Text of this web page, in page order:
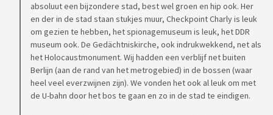
absoluut een bijzondere stad, best wel groen en hip ook. Her
en der in de stad staan stukjes muur, Checkpoint Charly is leuk
om gezien te hebben, het spionagemuseum is leuk, het DDR
museum ook. De Gedächtniskirche, ook indrukwekkend, net als
het Holocaustmonument. Wij hadden een verblijf net buiten
Berlijn (aan de rand van het metrogebied) in de bossen (waar
heel veel everzwijnen zijn). We vonden het ook al leuk om met
de U-bahn door het bos te gaan en zo in de stad te eindigen.